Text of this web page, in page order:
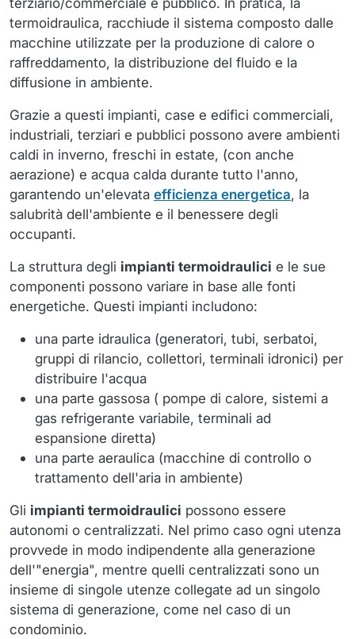
termoidraulica, racchiude il sistema composto dalle
macchine utilizzate per la produzione di calore o
raffreddamento, la distribuzione del fluido e la
diffusione in ambiente.
Grazie a questi impianti, case e edifici commerciali,
industriali, terziari e pubblici possono avere ambienti
caldi in inverno, freschi in estate, (con anche
aerazione) e acqua calda durante tutto l'anno,
garantendo un'elevata efficienza energetica, la
salubrità dell'ambiente e il benessere degli
occupanti.
La struttura degli impianti termoidraulici e le sue
componenti possono variare in base alle fonti
energetiche. Questi impianti includono:
una parte idraulica (generatori, tubi, serbatoi,
gruppi di rilancio, collettori, terminali idronici) per
distribuire l'acqua
una parte gassosa ( pompe di calore, sistemi a
gas refrigerante variabile, terminali ad
espansione diretta)
una parte aeraulica (macchine di controllo o
trattamento dell'aria in ambiente)
Gli impianti termoidraulici possono essere
autonomi o centralizzati. Nel primo caso ogni utenza
provvede in modo indipendente alla generazione
dell'"energia", mentre quelli centralizzati sono un
insieme di singole utenze collegate ad un singolo
sistema di generazione, come nel caso di un
condominio.